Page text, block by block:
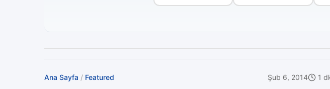
Ana Sayfa / Featured Şub 6, 2014 1